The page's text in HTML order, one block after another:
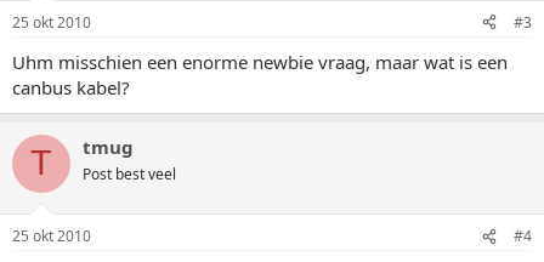
25 okt 2010 #3
Uhm misschien een enorme newbie vraag, maar wat is een
canbus kabel?
T tmug
Post best veel
25 okt 2010 #4